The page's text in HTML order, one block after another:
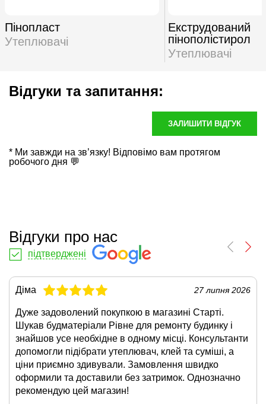
Пінопласт
Утеплювачі
Екструдований
пінополістирол
Утеплювачі
Відгуки та запитання:
ЗАЛИШИТИ ВІДГУК
* Ми завжди на зв’язку! Відповімо вам протягом
робочого дня 💬
Відгуки про нас
підтверджені
Діма 27 липня 2026
Дуже задоволений покупкою в магазині Старті.
Шукав будматеріали Рівне для ремонту будинку і
знайшов усе необхідне в одному місці. Консультанти
допомогли підібрати утеплювач, клей та суміші, а
ціни приємно здивували. Замовлення швидко
оформили та доставили без затримок. Однозначно
рекомендую цей магазин!